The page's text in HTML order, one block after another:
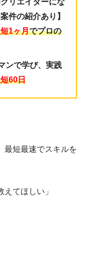
件の紹介あり】
1ヶ月でプロの
ンで学び、実践
60日
最短最速でスキルを
えてほしい」